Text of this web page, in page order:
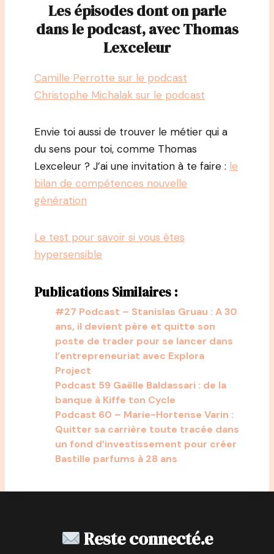
Les épisodes dont on parle
dans le podcast, avec Thomas
Lexceleur
Camille Perrotte sur le podcast
Christophe Michalak sur le podcast
Envie toi aussi de trouver le métier qui a
du sens pour toi, comme Thomas
Lexceleur ? J’ai une invitation à te faire : le
bilan de compétences nouvelle
génération
Le test pour savoir si vous êtes
hypersensible
Publications Similaires :
#27 Podcast – Stanislas Gruau : A 30
ans, il devient père et quitte son
poste de trader pour se lancer dans
l’entrepreneuriat avec Explora
Project
Podcast 59 Gaëlle Baldassari : de la
banque à Kiffe ton Cycle
Podcast 60 – Marie-Hortense Varin :
Quitter sa carrière toute tracée dans
un fond d’investissement pour créer
Bastille parfums à 28 ans
Reste connecté.e